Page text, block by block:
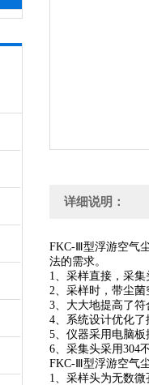
详细说明：
FKC-Ⅲ型浮游空气
法的需求。
1、采样直接，采
2、采样时，带尘
3、大大地提高了符
4、系统设计优化
5、仪器采用电脑
6、采集头采用304
FKC-Ⅲ型浮游空气
1、采样头为无数